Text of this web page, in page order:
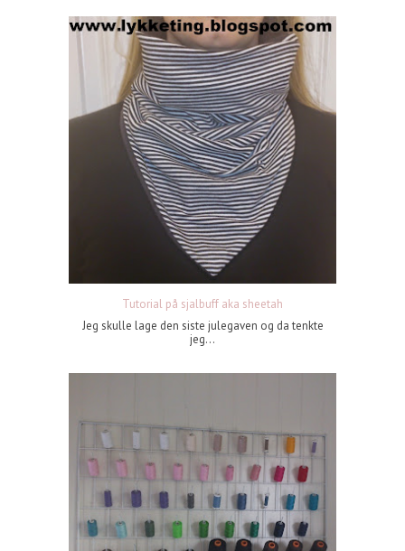
Tutorial på sjalbuff aka sheetah
Jeg skulle lage den siste julegaven og da tenkte
jeg...